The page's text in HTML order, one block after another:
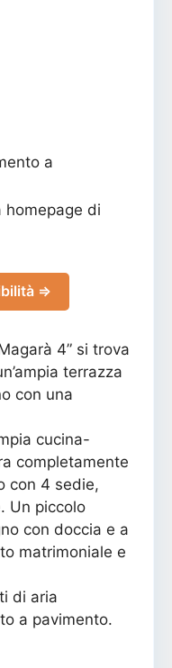
a
homepage di
⇒
4” si trova
terrazza
con una
cucina-
completamente
con 4 sedie,
Un piccolo
con doccia e a
matrimoniale e
di aria
a pavimento.